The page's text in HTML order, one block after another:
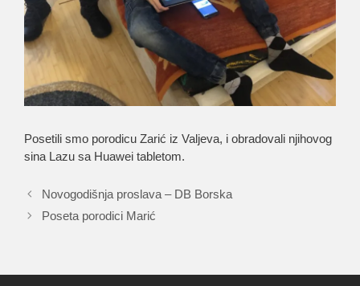
Posetili smo porodicu Zarić iz Valjeva, i obradovali njihovog
sina Lazu sa Huawei tabletom.
Novogodišnja proslava – DB Borska
Poseta porodici Marić